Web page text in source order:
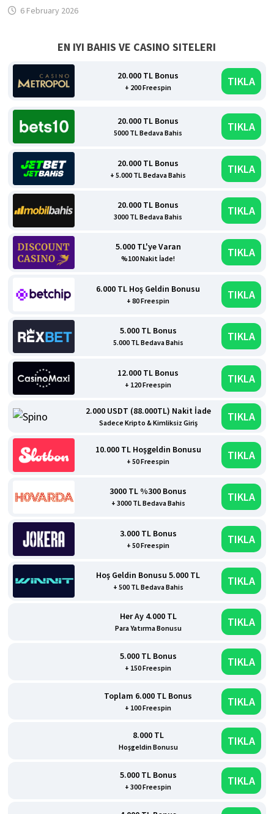
6 February 2026
EN IYI BAHIS VE CASINO SITELERI
20.000 TL Bonus
+ 200 Freespin TIKLA
20.000 TL Bonus
5000 TL Bedava Bahis TIKLA
20.000 TL Bonus
+ 5.000 TL Bedava Bahis TIKLA
20.000 TL Bonus
3000 TL Bedava Bahis TIKLA
5.000 TL'ye Varan
%100 Nakit İade! TIKLA
6.000 TL Hoş Geldin Bonusu
+ 80 Freespin TIKLA
5.000 TL Bonus
5.000 TL Bedava Bahis TIKLA
12.000 TL Bonus
+ 120 Freespin TIKLA
2.000 USDT (88.000TL) Nakit İade
Sadece Kripto & Kimliksiz Giriş TIKLA
10.000 TL Hoşgeldin Bonusu
+ 50 Freespin TIKLA
3000 TL %300 Bonus
+ 3000 TL Bedava Bahis TIKLA
3.000 TL Bonus
+ 50 Freespin TIKLA
Hoş Geldin Bonusu 5.000 TL
+ 500 TL Bedava Bahis TIKLA
Her Ay 4.000 TL
Para Yatırma Bonusu TIKLA
5.000 TL Bonus
+ 150 Freespin TIKLA
Toplam 6.000 TL Bonus
+ 100 Freespin TIKLA
8.000 TL TIKLA
5.000 TL Bonus TIKLA